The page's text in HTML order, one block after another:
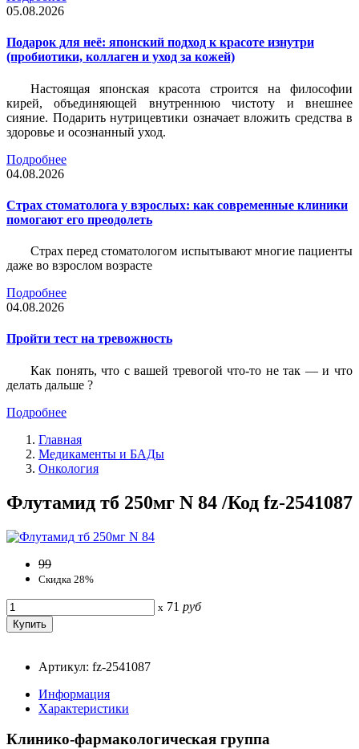
05.08.2026
Подарок для неё: японский подход к красоте изнутри
(пробиотики, коллаген и уход за кожей)
Настоящая японская красота строится на философии
кирей, объединяющей внутреннюю чистоту и внешнее
сияние. Подарить нутрицевтики означает вложить средства в
здоровье и осознанный уход.
Подробнее
04.08.2026
Страх стоматолога у взрослых: как современные клиники
помогают его преодолеть
Страх перед стоматологом испытывают многие пациенты
даже во взрослом возрасте
Подробнее
04.08.2026
Пройти тест на тревожность
Как понять, что с вашей тревогой что-то не так — и что
делать дальше ?
Подробнее
Главная
Медикаменты и БАДы
Онкология
Флутамид тб 250мг N 84 /Код fz-2541087
99
Скидка 28%
x 71 руб
Артикул: fz-2541087
Информация
Характеристики
Клинико-фармакологическая группа